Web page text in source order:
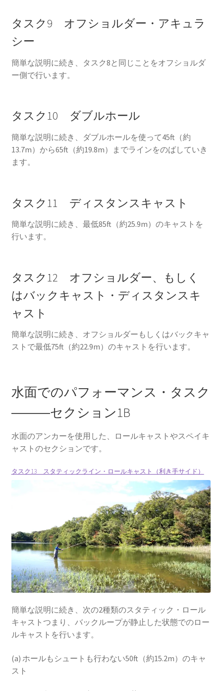
タスク9 オフショルダー・アキュラ
シー
簡単な説明に続き、タスク8と同じことをオフショルダ
ー側で行います。
タスク10 ダブルホール
簡単な説明に続き、ダブルホールを使って45ft（約
13.7m）から65ft（約19.8m）までラインをのばしていき
ます。
タスク11 ディスタンスキャスト
簡単な説明に続き、最低85ft（約25.9m）のキャストを
行います。
タスク12 オフショルダー、もしく
はバックキャスト・ディスタンスキ
ャスト
簡単な説明に続き、オフショルダーもしくはバックキャ
ストで最低75ft（約22.9m）のキャストを行います。
水面でのパフォーマンス・タスク
―――セクション1B
水面のアンカーを使用した、ロールキャストやスペイキ
ャストのセクションです。
タスク13 スタティックライン・ロールキャスト（利き手サイド）
簡単な説明に続き、次の2種類のスタティック・ロール
キャストつまり、バックループが静止した状態でのロー
ルキャストを行います。
(a) ホールもシュートも行わない50ft（約15.2m）のキャ
スト